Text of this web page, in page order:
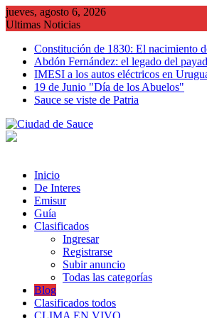
Saltar
al
jueves, agosto 6, 2026
Ultimas Noticias
Constitución de 1830: El nacimiento
Abdón Fernández: el legado del
IMESI a los autos eléctricos en
19 de Junio "Día de los Abuelos"
Sauce se viste de Patria
Inicio
De Interes
Emisur
Guía
Clasificados
Ingresar
Registrarse
Subir anuncio
Todas las categorías
Blog
Clasificados todos
CLIMA EN VIVO